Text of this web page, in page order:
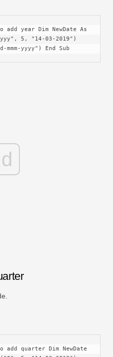
add year Dim NewDate As
5, "14-03-2019")
mmm-yyyy") End Sub
add quarter Dim NewDate